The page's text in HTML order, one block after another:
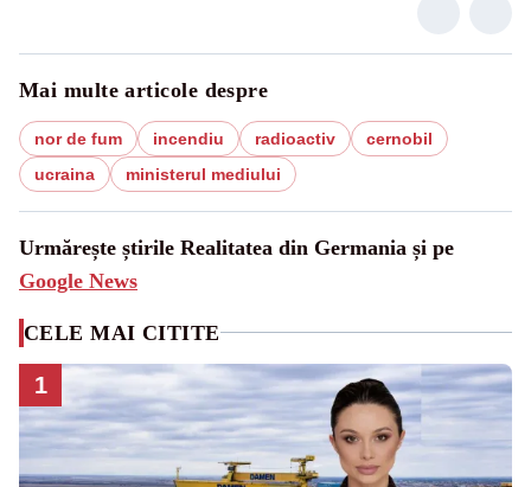
Mai multe articole despre
nor de fum incendiu radioactiv
cernobil
ucraina
ministerul mediului
Urmărește știrile Realitatea din Germania și pe
Google News
CELE MAI CITITE
1